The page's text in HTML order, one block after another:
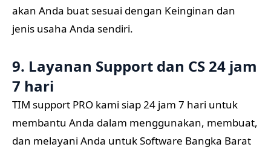
akan Anda buat sesuai dengan Keinginan dan
jenis usaha Anda sendiri.
9. Layanan Support dan CS 24 jam
7 hari
TIM support PRO kami siap 24 jam 7 hari untuk
membantu Anda dalam menggunakan, membuat,
dan melayani Anda untuk Software Bangka Barat